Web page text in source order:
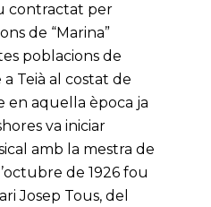
contractat per
de “Marina”
poblacions de
Teià al costat de
en aquella època ja
va iniciar
amb la mestra de
de 1926 fou
Josep Tous, del